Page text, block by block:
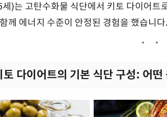
)는 고탄수화물 식단에서 키토 다이어트
께 에너지 수준이 안정된 경험을 했습니다.
토 다이어트의 기본 식단 구성: 어떤